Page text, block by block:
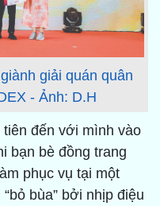
giải quán quân
- Ảnh: D.H
đến với mình vào
bạn bè đồng trang
phục vụ tại một
bùa” bởi nhịp điệu